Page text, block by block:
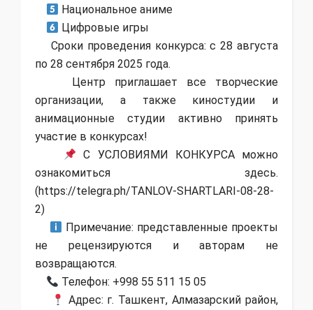
Национальное аниме
Цифровые игры
Сроки проведения конкурса: с 28 августа
по 28 сентября 2025 года.
Центр приглашает все творческие
организации, а также киностудии и
анимационные студии активно принять
участие в конкурсах!
С УСЛОВИЯМИ КОНКУРСА можно
ознакомиться здесь.
(https://telegra.ph/TANLOV-SHARTLARI-08-28-
2)
Примечание: представленные проекты
не рецензируются и авторам не
возвращаются.
Телефон: +998 55 511 15 05
Адрес: г. Ташкент, Алмазарский район,